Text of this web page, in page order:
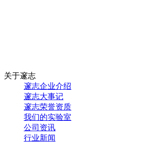
关于邃志
邃志企业介绍
邃志大事记
邃志荣誉资质
我们的实验室
公司资讯
行业新闻